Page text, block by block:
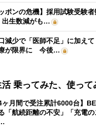
ポンの危機】採用試験受験
生数減がも…
減少で「医師不足」に加え
療が限界に 今後…
乗ってみた、使って
4ヶ月間で受注累計6000台】
「航続距離の不安」「充電